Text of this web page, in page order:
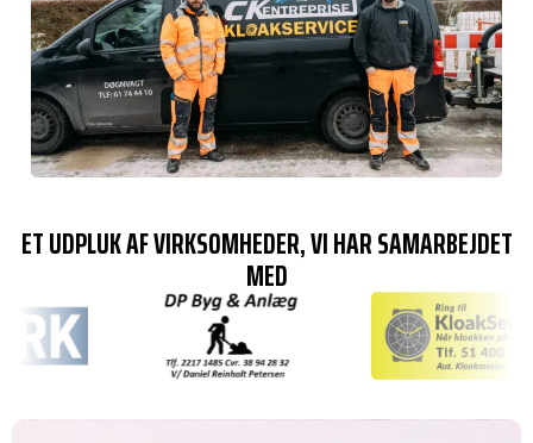
ET UDPLUK AF VIRKSOMHEDER, VI HAR SAMARBEJDET
MED